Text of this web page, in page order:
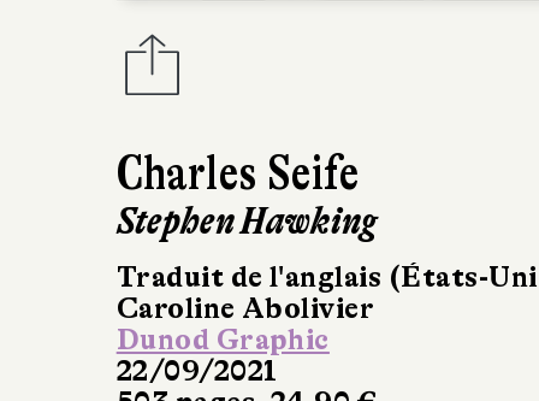
Charles Seife
Stephen Hawking
Traduit de l'anglais (États-
Caroline Abolivier
Dunod Graphic
22/09/2021